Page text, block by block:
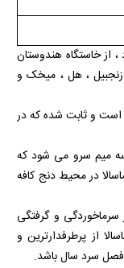
از خاستگاه هندوستان
، هل ، میخک و
است و ثابت شده که در
میم سرو می شود که
در محیط دنج کافه
سرماخوردگی و گرفتگی
از پرطرفدارترین و
سرد سال باشد.